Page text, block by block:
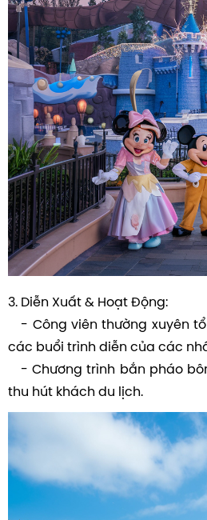
3. Diễn Xuất & Hoạt Động:
- Công viên thường xuyên
các buổi trình diễn của các
- Chương trình bắn pháo
thu hút khách du lịch.